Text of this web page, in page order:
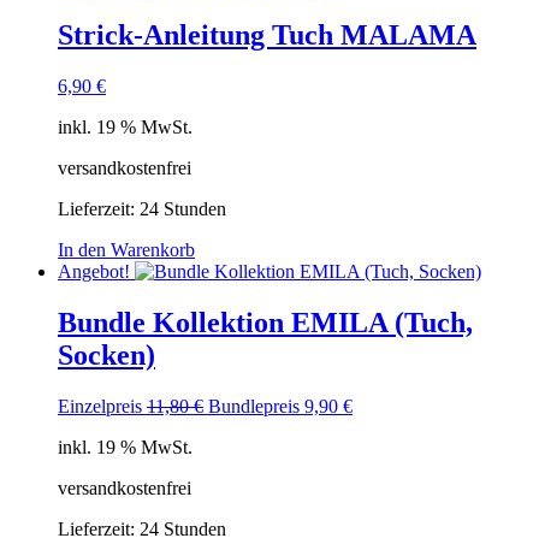
Strick-Anleitung Tuch MALAMA
6,90 €
inkl. 19 % MwSt.
versandkostenfrei
Lieferzeit: 24 Stunden
In den Warenkorb
Angebot!
Bundle Kollektion EMILA (Tuch,
Socken)
Einzelpreis 11,80€ Ursprünglicher
Bundlepreis 9,90 €Aktueller
inkl. 19 % MwSt.
versandkostenfrei
Lieferzeit: 24 Stunden